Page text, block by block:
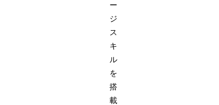
ー
ジ
ス
キ
ル
を
搭
載